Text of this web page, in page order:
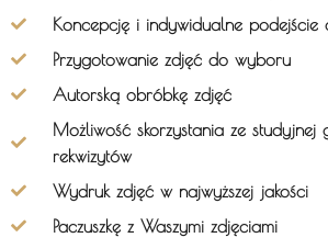
Koncepcję i indywidualne podejście
Przygotowanie zdjęć do wyboru
Autorską obróbkę zdjęć
Możliwość skorzystania ze
rekwizytów
Wydruk zdjęć w najwyższej jakości
Paczuszkę z Waszymi zdjęciami